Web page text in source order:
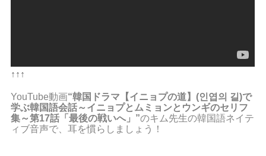
↑↑↑
YouTube動画“韓国ドラマ【イニョプの道】(인엽의 길)で
学ぶ韓国語会話～イニョプとムミョンとウンギのセリフ
集～第17話「最後の戦いへ」”のキム先生の韓国語ネイテ
ィブ音声で、耳を慣らしましょう！